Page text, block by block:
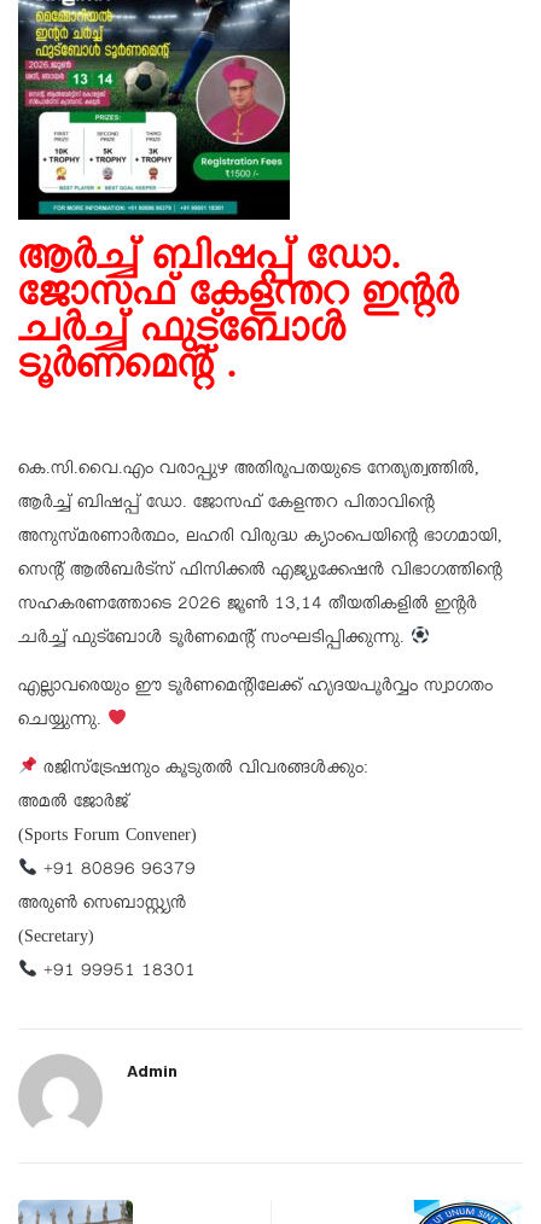
ആർച്ച് ബിഷപ്പ് ഡോ.
ജോസഫ് കേളന്തറ ഇൻ്റർ
ചർച്ച് ഫുട്ബോൾ
ടൂർണമെന്റ് .
കെ.സി.വൈ.എം വരാപ്പുഴ അതിരൂപതയുടെ നേതൃത്വത്തിൽ,
ആർച്ച് ബിഷപ്പ് ഡോ. ജോസഫ് കേളന്തറ പിതാവിന്റെ
അനുസ്മരണാർത്ഥം, ലഹരി വിരുദ്ധ ക്യാംപെയിന്റെ ഭാഗമായി,
സെന്റ് ആൽബർട്സ് ഫിസിക്കൽ എജ്യുക്കേഷൻ വിഭാഗത്തിന്റെ
സഹകരണത്തോടെ 2026 ജൂൺ 13,14 തീയതികളിൽ ഇൻ്റർ
ചർച്ച് ഫുട്ബോൾ ടൂർണമെന്റ് സംഘടിപ്പിക്കുന്നു.
എല്ലാവരെയും ഈ ടൂർണമെന്റിലേക്ക് ഹൃദയപൂർവ്വം സ്വാഗതം
ചെയ്യുന്നു.
രജിസ്ട്രേഷനും കൂടുതൽ വിവരങ്ങൾക്കും:
അമൽ ജോർജ്
(Sports Forum Convener)
+91 80896 96379
അരുൺ സെബാസ്റ്റ്യൻ
(Secretary)
+91 99951 18301
Admin